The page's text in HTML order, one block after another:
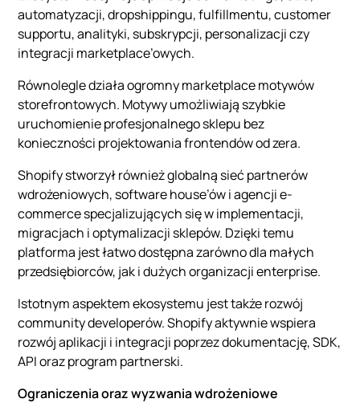
automatyzacji, dropshippingu, fulfillmentu, customer
supportu, analityki, subskrypcji, personalizacji czy
integracji marketplace’owych.
Równolegle działa ogromny marketplace motywów
storefrontowych. Motywy umożliwiają szybkie
uruchomienie profesjonalnego sklepu bez
konieczności projektowania frontendów od zera.
Shopify stworzył również globalną sieć partnerów
wdrożeniowych, software house’ów i agencji e-
commerce specjalizujących się w implementacji,
migracjach i optymalizacji sklepów. Dzięki temu
platforma jest łatwo dostępna zarówno dla małych
przedsiębiorców, jak i dużych organizacji enterprise.
Istotnym aspektem ekosystemu jest także rozwój
community developerów. Shopify aktywnie wspiera
rozwój aplikacji i integracji poprzez dokumentację, SDK,
API oraz program partnerski.
Ograniczenia oraz wyzwania wdrożeniowe